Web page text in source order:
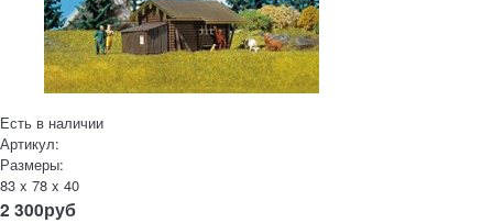
Есть в наличии
Артикул:
Размеры:
83 x 78 x 40
2 300руб